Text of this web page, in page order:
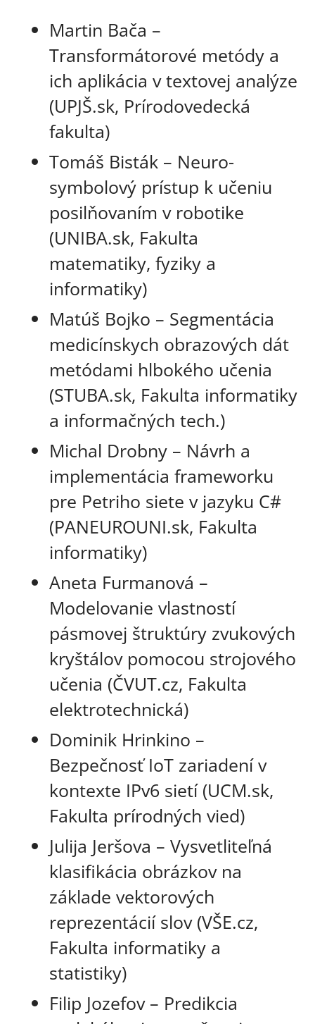
Martin Bača –
Transformátorové metódy a
ich aplikácia v textovej analýze
(UPJŠ.sk, Prírodovedecká
fakulta)
Tomáš Bisták – Neuro-
symbolový prístup k učeniu
posilňovaním v robotike
(UNIBA.sk, Fakulta
matematiky, fyziky a
informatiky)
Matúš Bojko – Segmentácia
medicínskych obrazových dát
metódami hlbokého učenia
(STUBA.sk, Fakulta informatiky
a informačných tech.)
Michal Drobny – Návrh a
implementácia frameworku
pre Petriho siete v jazyku C#
(PANEUROUNI.sk, Fakulta
informatiky)
Aneta Furmanová –
Modelovanie vlastností
pásmovej štruktúry zvukových
kryštálov pomocou strojového
učenia (ČVUT.cz, Fakulta
elektrotechnická)
Dominik Hrinkino –
Bezpečnosť IoT zariadení v
kontexte IPv6 sietí (UCM.sk,
Fakulta prírodných vied)
Julija Jeršova – Vysvetliteľná
klasifikácia obrázkov na
základe vektorových
reprezentácií slov (VŠE.cz,
Fakulta informatiky a
statistiky)
Filip Jozefov – Predikcia